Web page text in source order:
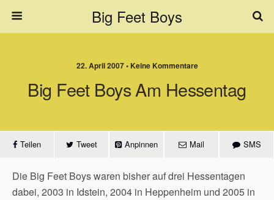
Big Feet Boys
22. April 2007 • Keine Kommentare
Big Feet Boys Am Hessentag
Teilen Tweet Anpinnen Mail SMS
Die Big Feet Boys waren bisher auf drei Hessentagen
dabei, 2003 in Idstein, 2004 in Heppenheim und 2005 in